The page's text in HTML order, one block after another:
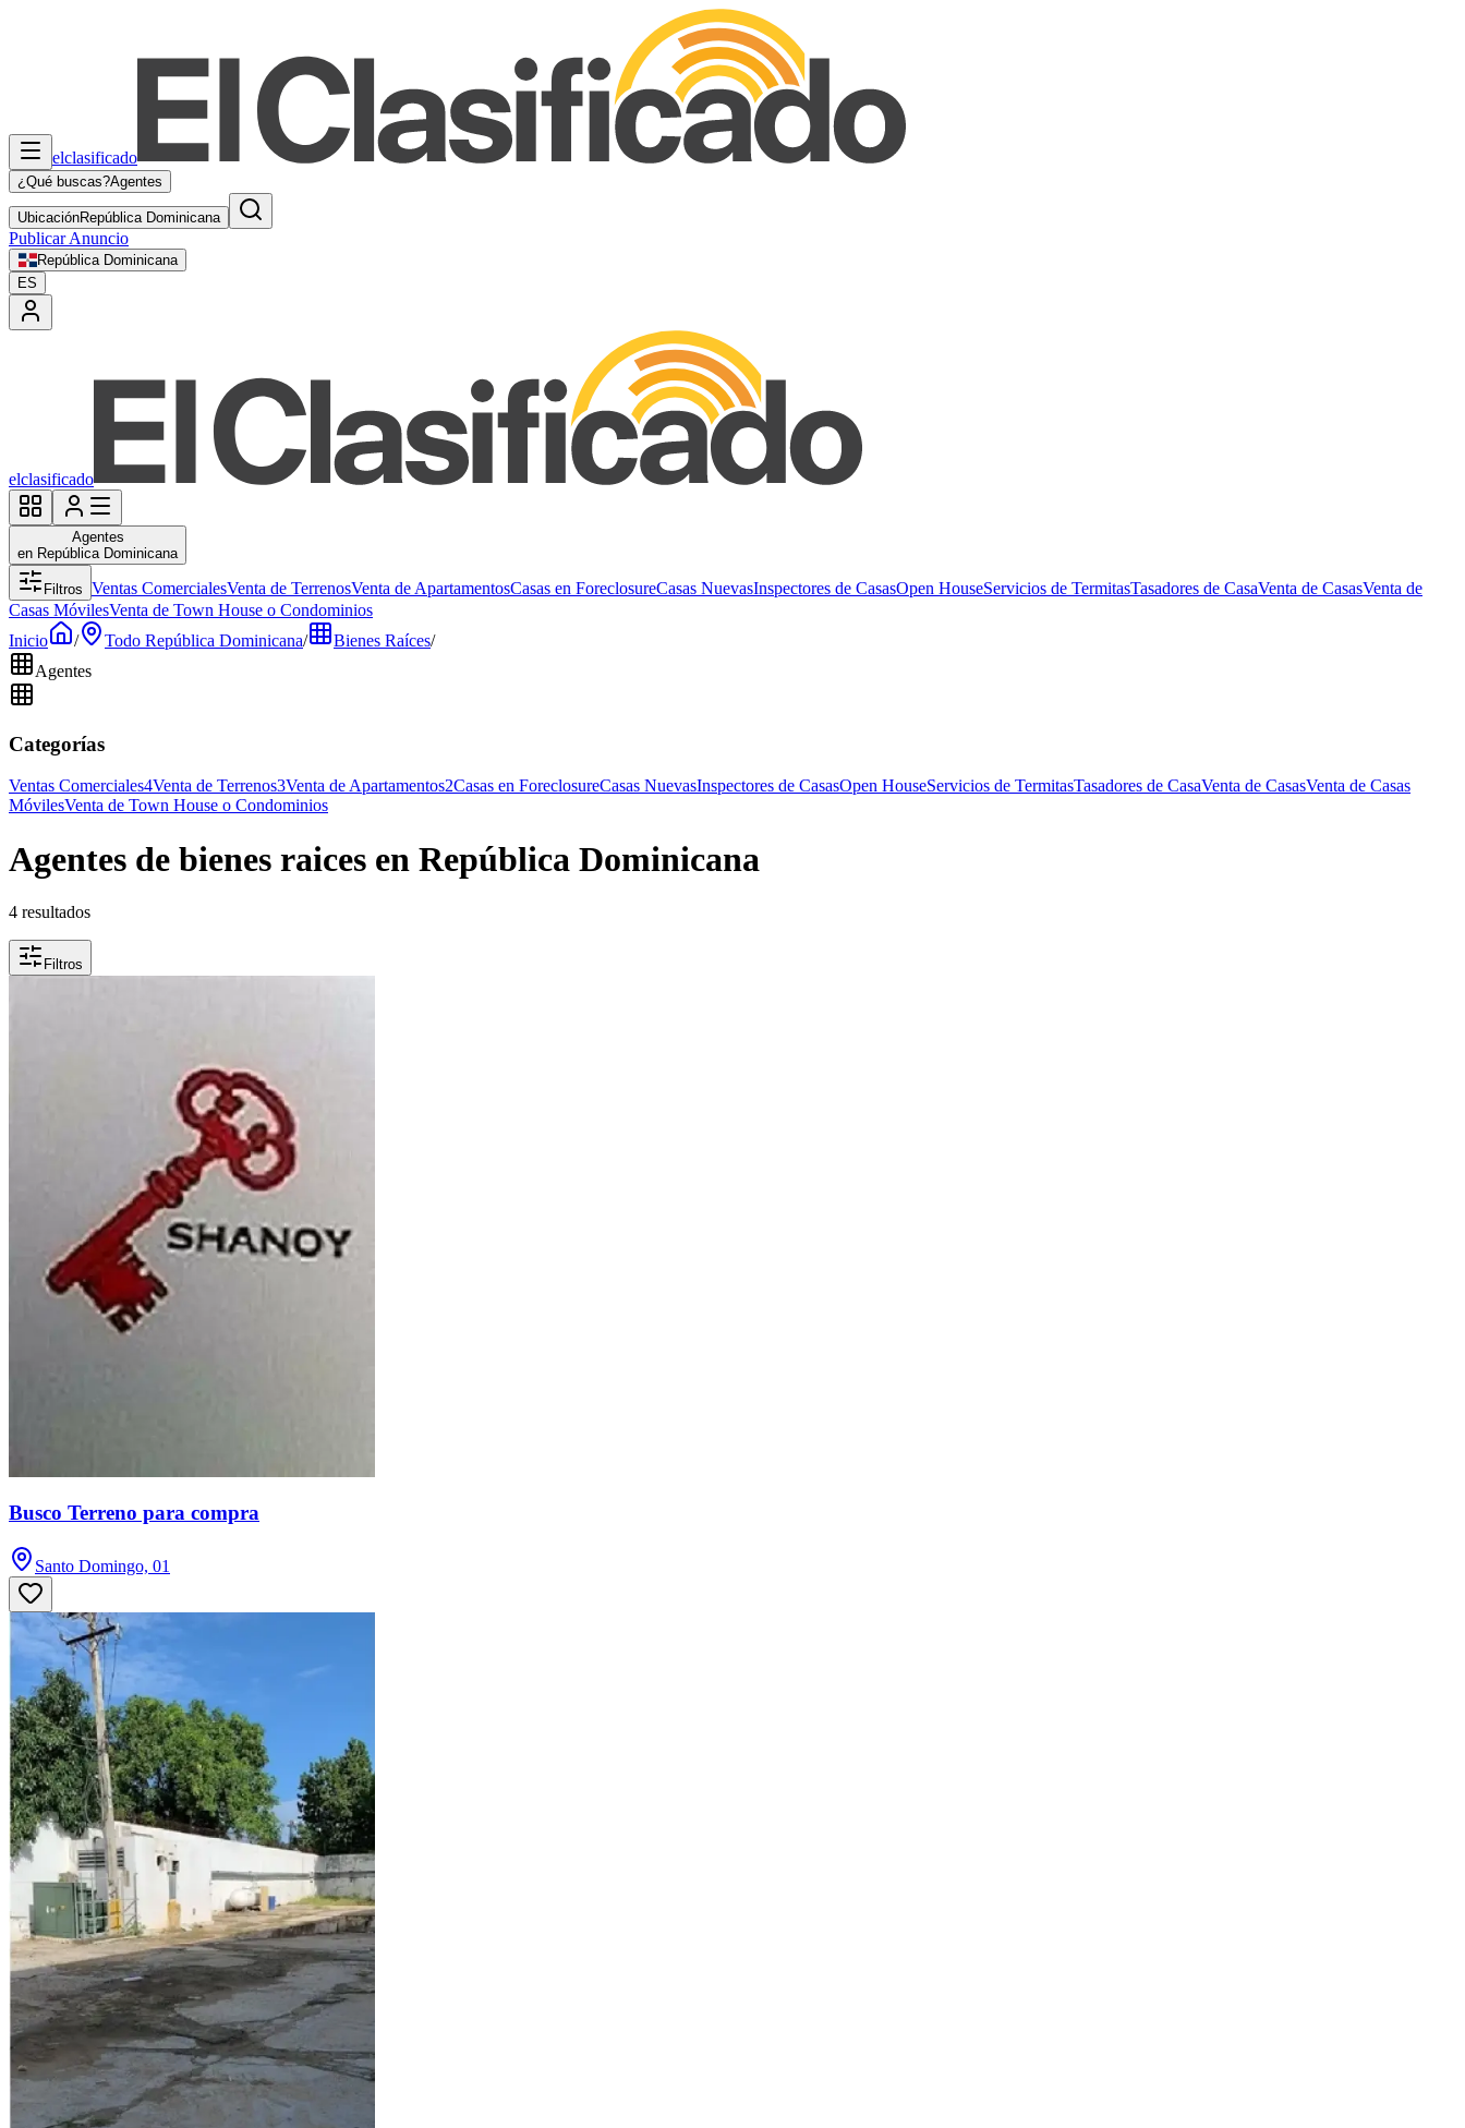
elclasificado
¿Qué buscas?Agentes
UbicaciónRepública Dominicana
Publicar Anuncio
República Dominicana
ES
elclasificado
Agentes
en República Dominicana
Filtros Ventas ComercialesVenta de TerrenosVenta de ApartamentosCasas en ForeclosureCasas NuevasInspectores de CasasOpen HouseServicios de TermitasTasadores de CasaVenta de CasasVenta de
Casas MóvilesVenta de Town House o Condominios
Inicio
/ Todo República Dominicana/ Bienes Raíces/
Agentes
Categorías
Ventas Comerciales4Venta de Terrenos3Venta de Apartamentos2Casas en ForeclosureCasas NuevasInspectores de CasasOpen HouseServicios de TermitasTasadores de CasaVenta de CasasVenta de Casas
MóvilesVenta de Town House o Condominios
Agentes de bienes raices en República Dominicana
4 resultados
Filtros
Busco Terreno para compra
Santo Domingo, 01